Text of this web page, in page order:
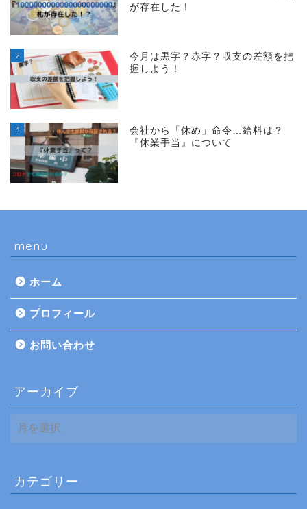
が存在した！
2
今月は黒字？赤字？収支の差額を把
握しよう！
3
会社から「休め」命令…給料は？
『休業手当』について
menu
ホーム
プロフィール
お問い合わせ
アーカイブ
ー
ブ
カテゴリー